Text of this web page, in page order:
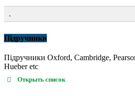
.
Підручники
Підручники Oxford, Cambridge,
Hueber etc
Открыть список